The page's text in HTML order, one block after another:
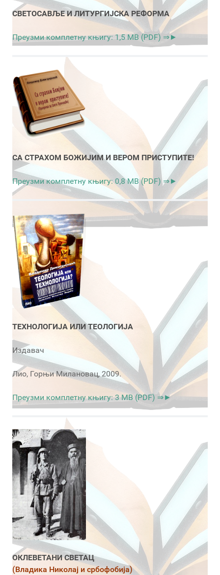
СВЕТОСАВЉЕ И ЛИТУРГИЈСКА РЕФОРМА
Преузми комплетну књигу: 1,5 MB (PDF) ⇒►
СА СТРАХОМ БОЖИЈИМ И ВЕРОМ ПРИСТУПИТЕ!
Преузми комплетну књигу: 0,8 MB (PDF) ⇒►
ТЕХНОЛОГИЈА ИЛИ ТЕОЛОГИЈА
Издавач
Лио, Горњи Милановац, 2009.
Преузми комплетну књигу: 3 MB (PDF) ⇒►
ОКЛЕВЕТАНИ СВЕТАЦ
(Владика Николај и србофобија)